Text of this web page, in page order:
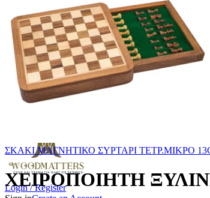
Login / Register
ΣΚΑΚΙ ΜΑΓΝΗΤΙΚΟ ΣΥΡΤΑΡΙ ΤΕΤΡ.ΜΙΚΡΟ
ΧΕΙΡΟΠΟΙΗΤΗ